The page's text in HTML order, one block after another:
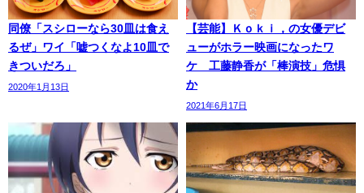
同僚「スシローなら30皿は食え
るぜ」ワイ「嘘つくなよ10皿で
きついだろ」
2020年1月13日
【芸能】Ｋｏｋｉ，の女優デビ
ューがホラー映画になったワ
ケ 工藤静香が「棒演技」危惧
か
2021年6月17日